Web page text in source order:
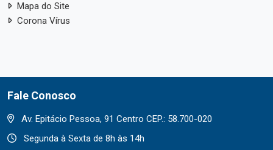
Mapa do Site
Corona Vírus
Fale Conosco
Av. Epitácio Pessoa, 91 Centro CEP.: 58.700-020
Segunda à Sexta de 8h às 14h